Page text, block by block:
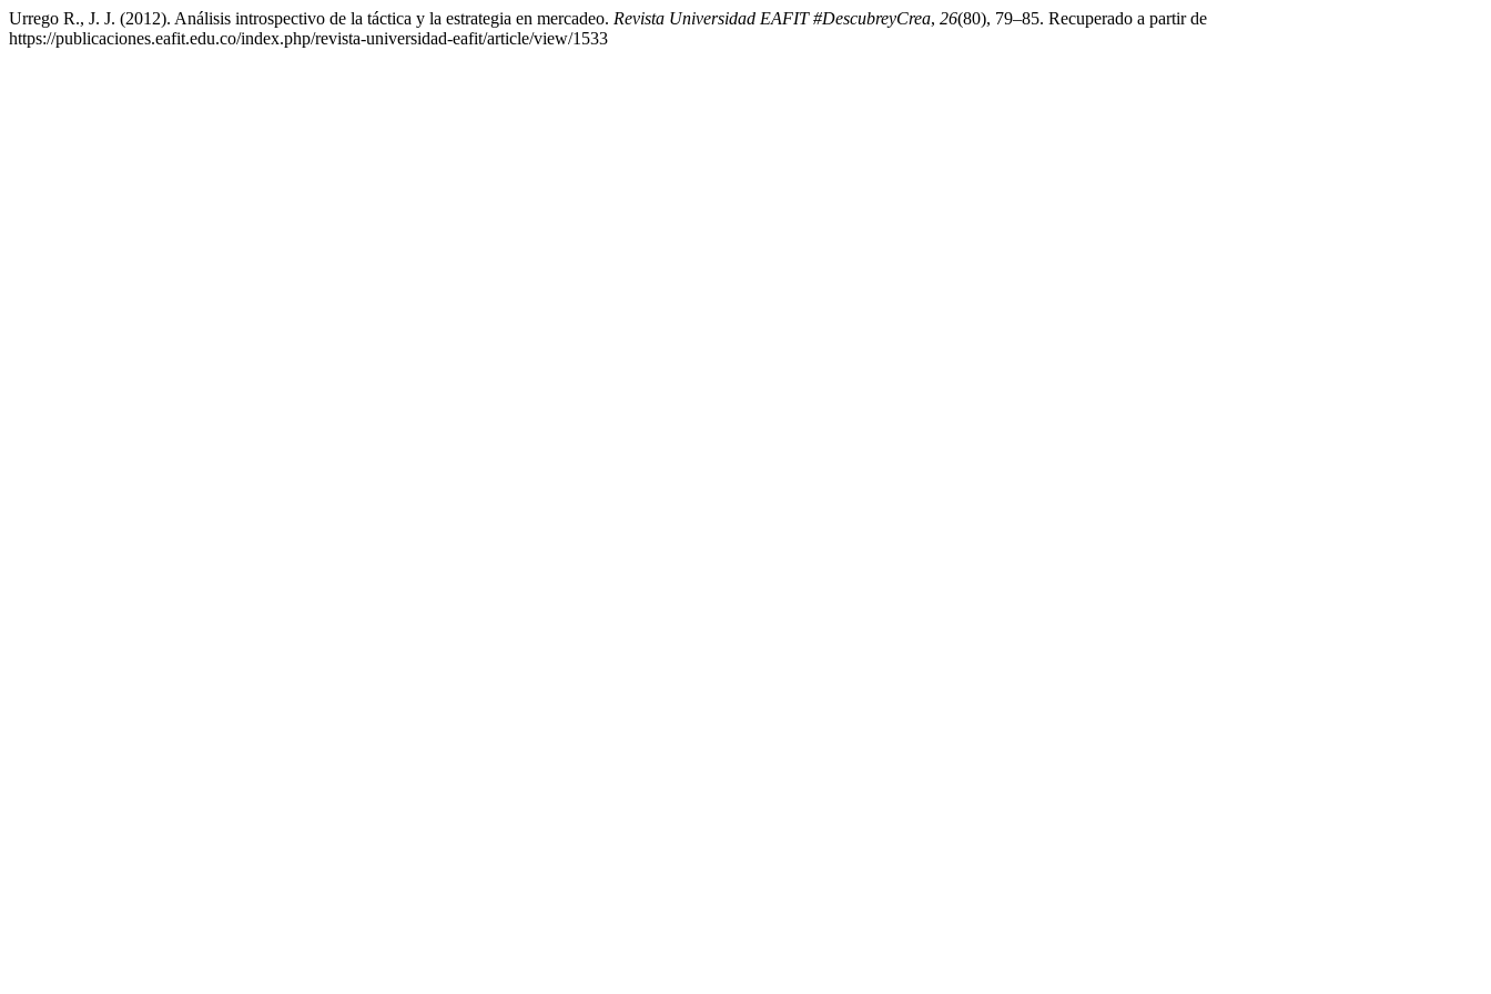
Urrego R., J. J. (2012). Análisis introspectivo de la táctica y la estrategia en mercadeo. Revista Universidad EAFIT #DescubreyCrea, 26(80), 79–85. Recuperado a partir de
https://publicaciones.eafit.edu.co/index.php/revista-universidad-eafit/article/view/1533